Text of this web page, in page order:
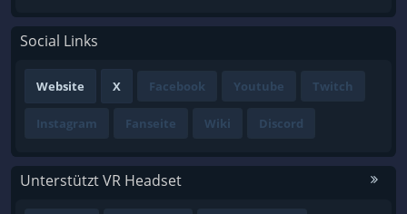
Social Links
Website X Facebook Youtube Twitch
Instagram Fanseite Wiki Discord
Unterstützt VR Headset